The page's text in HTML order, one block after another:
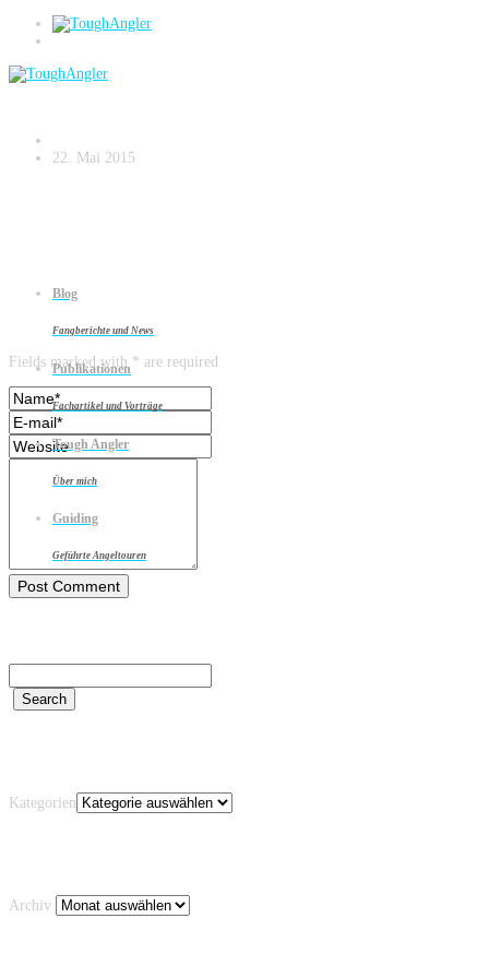
Blog
Fangberichte und News
Publikationen
Fachartikel und Vorträge
Tough Angler
Über mich
Guiding
Geführte Angeltouren
CIMG2625
22. Mai 2015
Leave a reply
Fields marked with * are required
Kategorien
Archiv